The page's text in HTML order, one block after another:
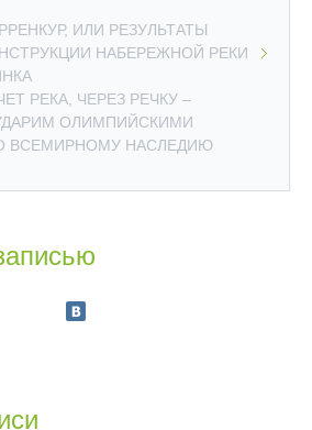
ИЛИ РЕЗУЛЬТАТЫ
НАБЕРЕЖНОЙ РЕКИ
РЕКА, ЧЕРЕЗ РЕЧКУ –
ОЛИМПИЙСКИМИ
ВСЕМИРНОМУ НАСЛЕДИЮ